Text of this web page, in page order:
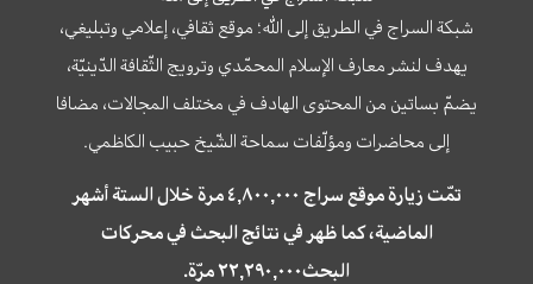
شبكة السراج في الطريق إلى الله؛ موقع ثقافي، إعلامي وتبليغي،
يهدف لنشر معارف الإسلام المحمّدي وترويج الثّقافة الدّينيّة،
يضمّ بساتين من المحتوى الهادف في مختلف المجالات، مضافا
إلى محاضرات ومؤلّفات سماحة الشّيخ حبيب الكاظمي.
تمّت زيارة موقع سراج ٤,٨٠٠,٠٠٠ مرة خلال الستة أشهر
الماضية، كما ظهر في نتائج البحث في محركات
البحث٢٢,٢٩٠,٠٠٠ مرّة.